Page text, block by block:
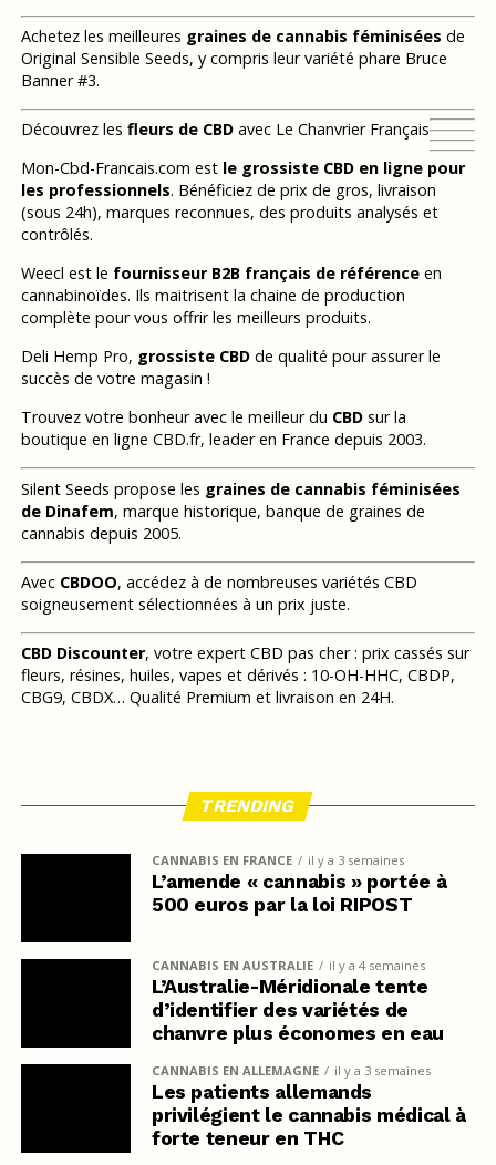
Achetez les meilleures graines de cannabis féminisées de
Original Sensible Seeds, y compris leur variété phare Bruce
Banner #3.
Découvrez les fleurs de CBDavec Le Chanvrier Français
Mon-Cbd-Francais.com est le grossiste CBD en ligne pour
les professionnels. Bénéficiez de prix de gros, livraison
(sous 24h), marques reconnues, des produits analysés et
contrôlés.
Weecl est le fournisseur B2B français de référenceen
cannabinoïdes. Ils maitrisent la chaine de production
complète pour vous offrir les meilleurs produits.
Deli Hemp Pro, grossiste CBDde qualité pour assurer le
succès de votre magasin !
Trouvez votre bonheur avec le meilleur du CBDsur la
boutique en ligne CBD.fr, leader en France depuis 2003.
Silent Seeds propose les graines de cannabis féminisées
de Dinafem, marque historique, banque de graines de
cannabis depuis 2005.
Avec CBDOO, accédez à de nombreuses variétés CBD
soigneusement sélectionnées à un prix juste.
CBD Discounter, votre expert CBD pas cher : prix cassés sur
fleurs, résines, huiles, vapes et dérivés : 10-OH-HHC, CBDP,
CBG9, CBDX… Qualité Premium et livraison en 24H.
TRENDING
CANNABIS EN FRANCE il y a 3 semaines
L’amende « cannabis » portée à
500 euros par la loi RIPOST
CANNABIS EN AUSTRALIE il y a 4 semaines
L’Australie-Méridionale tente
d’identifier des variétés de
chanvre plus économes en eau
CANNABIS EN ALLEMAGNE il y a 3 semaines
Les patients allemands
privilégient le cannabis médical à
forte teneur en THC